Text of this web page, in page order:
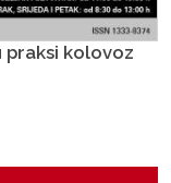
praksi kolovoz